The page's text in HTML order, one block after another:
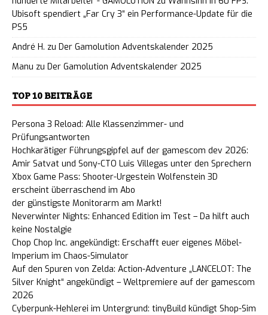
Ubisoft spendiert „Far Cry 3“ ein Performance-Update für die
PS5
André H. zu Der Gamolution Adventskalender 2025
Manu zu Der Gamolution Adventskalender 2025
TOP 10 BEITRÄGE
Persona 3 Reload: Alle Klassenzimmer- und
Prüfungsantworten
Hochkarätiger Führungsgipfel auf der gamescom dev 2026:
Amir Satvat und Sony-CTO Luis Villegas unter den Sprechern
Xbox Game Pass: Shooter-Urgestein Wolfenstein 3D
erscheint überraschend im Abo
der günstigste Monitorarm am Markt!
Neverwinter Nights: Enhanced Edition im Test – Da hilft auch
keine Nostalgie
Chop Chop Inc. angekündigt: Erschafft euer eigenes Möbel-
Imperium im Chaos-Simulator
Auf den Spuren von Zelda: Action-Adventure „LANCELOT: The
Silver Knight“ angekündigt – Weltpremiere auf der gamescom
2026
Cyberpunk-Hehlerei im Untergrund: tinyBuild kündigt Shop-Sim